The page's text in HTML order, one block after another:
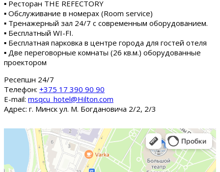
▪ Ресторан THE REFECTORY
▪ Обслуживание в номерах (Room service)
▪ Тренажерный зал 24/7 с современным оборудованием.
▪ Бесплатный WI-FI.
▪ Бесплатная парковка в центре города для гостей отеля
▪ Две переговорные комнаты (26 кв.м.) оборудованные
проектором
Ресепшн 24/7
Tелефон: +375 17 390 90 90
E-mail: msqcu_hotel@Hilton.com
Адрес: г. Минск ул. М. Богдановича 2/2, 2/3